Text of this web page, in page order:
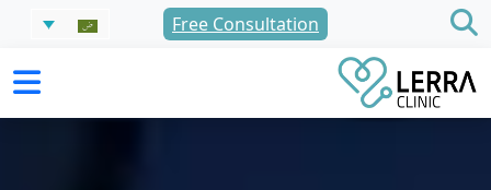
انتقل
إلى
Free Consultation